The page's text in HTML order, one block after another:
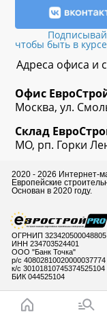
чтобы быть в
Адреса офиса и
Офис
Москва, ул.
Склад
МО, рп. Горки
2020 - 2026
Европейские
Основан в 2020 году.
ОГРНИП 323420500048805
ИНН 234703524401
ООО "Банк Точка"
р/с 40802810020000037774
к/с 30101810745374525104
БИК 044525104